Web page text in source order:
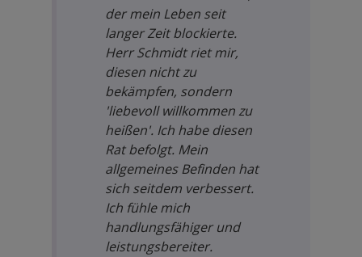
der mein Leben seit
langer Zeit blockierte.
Herr Schmidt riet mir,
diesen nicht zu
bekämpfen, sondern
'liebevoll willkommen zu
heißen'. Ich habe diesen
Rat befolgt. Mein
allgemeines Befinden hat
sich seitdem verbessert.
Ich fühle mich
handlungsfähiger und
leistungsbereiter.